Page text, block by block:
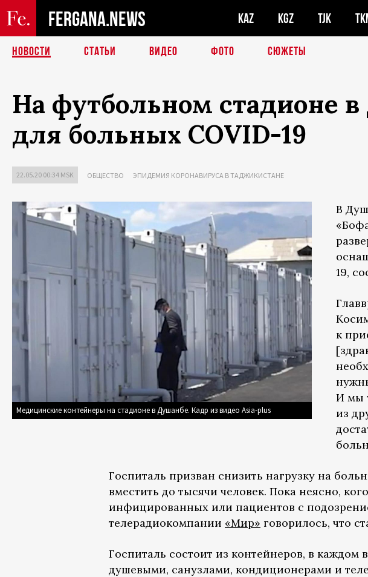
FERGANA.NEWS KAZ KGZ TJK
НОВОСТИ СТАТЬИ ВИДЕО ФОТО СЮЖЕТЫ
На футбольном стадионе
для больных COVID-19
22.05.20 00:34 MSK ОБЩЕСТВО ЭПИДЕМИЯ КОРОНАВИРУСА В ТАДЖИКИСТАНЕ
Медицинские контейнеры на стадионе в Душанбе. Кадр из видео Asia-plus
В
19,
к
И мы
из
Госпиталь призван снизить нагрузку на
вместить до тысячи человек. Пока неясно,
инфицированных или пациентов с
телерадиокомпании «Мир» говорилось, что
Госпиталь состоит из контейнеров, в
душевыми, санузлами, кондиционерами и